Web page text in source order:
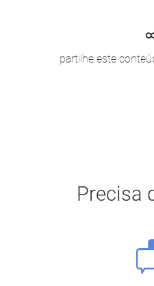
partilhe este
Precisa